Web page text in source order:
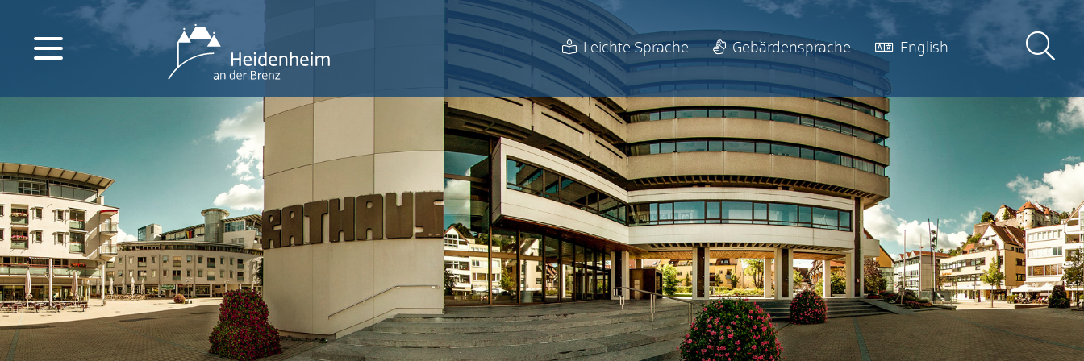
Leichte Sprache Gebärdensprache English